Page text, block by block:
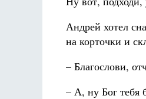
Андрей хотел
на корточки и
– Благослови,
– А, ну Бог тебя